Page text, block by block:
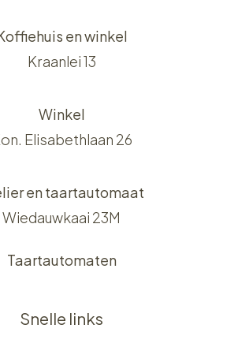
en winkel
Kraanlei 13
Winkel
Elisabethlaan 26
en taartautomaat
Wiedauwkaai 23M
Taartautomaten
Snelle links